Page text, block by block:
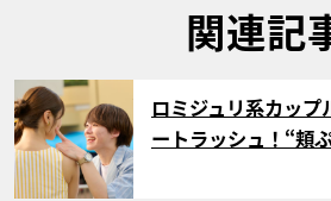
関連記
サムネイル
ロミジュリ系カッ
ートラッシュ！“頬